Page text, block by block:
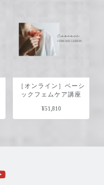
［オンライン］ベーシ
ックフェムケア講座
¥51,810